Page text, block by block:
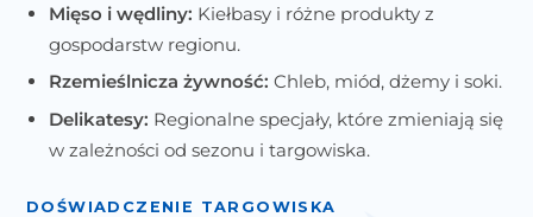
Mięso i wędliny: Kiełbasy i różne produkty z
gospodarstw regionu.
Rzemieślnicza żywność: Chleb, miód, dżemy i soki.
Delikatesy: Regionalne specjały, które zmieniają się
w zależności od sezonu i targowiska.
DOŚWIADCZENIE TARGOWISKA